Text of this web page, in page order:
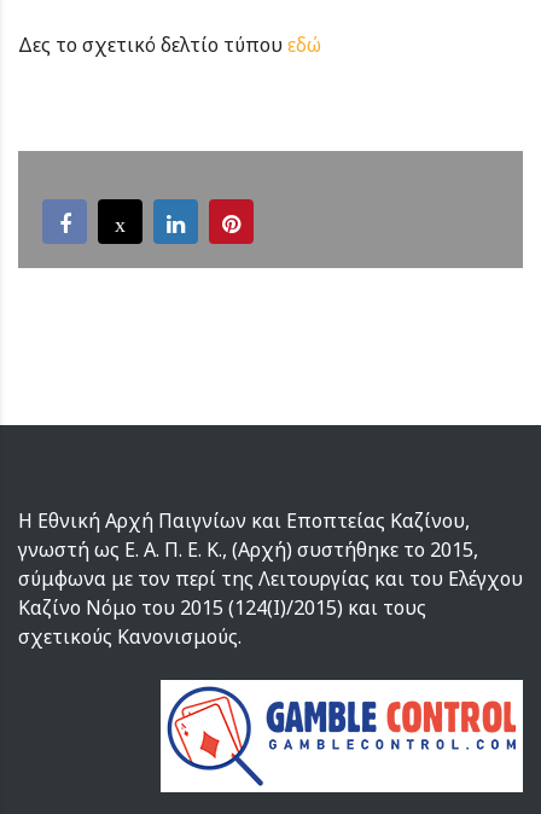
Δες το σχετικό δελτίο τύπου εδώ
Η Εθνική Αρχή Παιγνίων και Εποπτείας Καζίνου,
γνωστή ως Ε. Α. Π. Ε. Κ., (Αρχή) συστήθηκε το 2015,
σύμφωνα με τον περί της Λειτουργίας και του Ελέγχου
Καζίνο Νόμο του 2015 (124(I)/2015) και τους
σχετικούς Κανονισμούς.